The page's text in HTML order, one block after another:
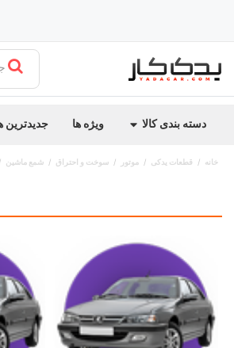
دسته بندی کالا ویژه ها جدیدترین
خانه قطعات یدکی موتور سوخت و احتراق شمع ماشین